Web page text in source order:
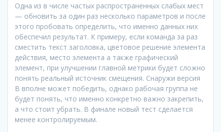
Одна из в числе частых распространенных слабых мест
— обновить за один раз несколько параметров и после
этого пробовать определить, что именно данных них
обеспечил результат. К примеру, если команда за раз
сместить текст заголовка, цветовое решение элемента
действия, место элемента а также графический
элемент, при улучшении главной метрики будет сложно
понять реальный источник смещения. Снаружи версия
B вполне может победить, однако рабочая группа не
будет понять, что именно конкретно важно закрепить,
а что стоит убрать. В финале новый тест сделается
менее контролируемым.